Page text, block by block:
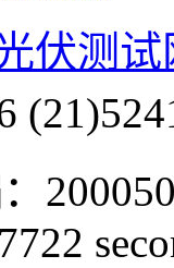
伏测试